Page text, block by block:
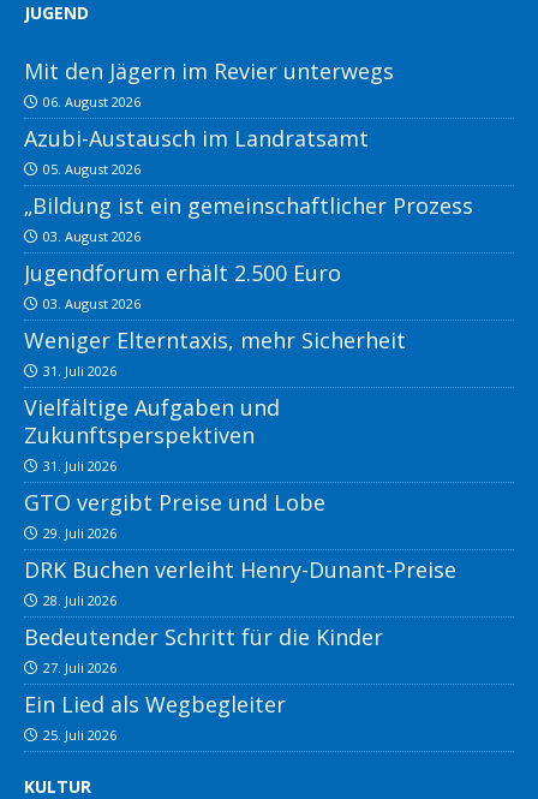
JUGEND
Mit den Jägern im Revier unterwegs
06. August 2026
Azubi-Austausch im Landratsamt
05. August 2026
„Bildung ist ein gemeinschaftlicher Prozess
03. August 2026
Jugendforum erhält 2.500 Euro
03. August 2026
Weniger Elterntaxis, mehr Sicherheit
31. Juli 2026
Vielfältige Aufgaben und
Zukunftsperspektiven
31. Juli 2026
GTO vergibt Preise und Lobe
29. Juli 2026
DRK Buchen verleiht Henry-Dunant-Preise
28. Juli 2026
Bedeutender Schritt für die Kinder
27. Juli 2026
Ein Lied als Wegbegleiter
25. Juli 2026
KULTUR